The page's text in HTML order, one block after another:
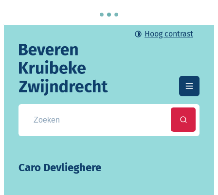
Hoog contrast
Gemeente Beveren-Kruibeke-Zwijndrecht
Zoeken
Menu
Caro Devlieghere